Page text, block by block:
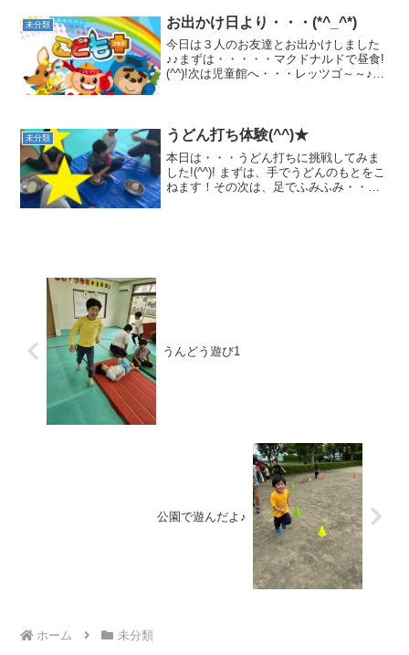
(*^^)vレッ...
未分類 お出かけ日より・・・(*^_^*)
今日は３人のお友達とお出かけしました
♪♪まずは・・・・・マクドナルドで昼食!
(^^)!次は児童館へ・・・レッツゴ～～♪近
～♡...
未分類 うどん打ち体験(^^)★
本日は・・・うどん打ちに挑戦してみま
した!(^^)! まずは、手でうどんのもとをこ
ねます！その次は、足でふみふみ・・・
うんどう遊び1
公園で遊んだよ♪
ホーム 未分類